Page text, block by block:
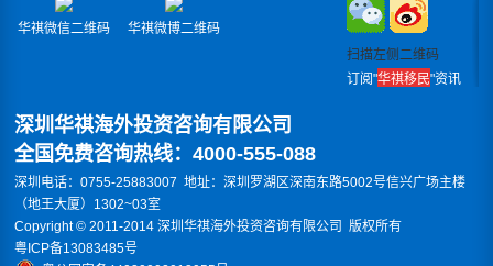
华祺微信二维码
华祺微博二维码
扫描左侧二维码
订阅"华祺移民"资讯
深圳华祺海外投资咨询有限公司
全国免费咨询热线：4000-555-088
深圳电话：0755-25883007 地址：深圳罗湖区深南东路5002号信兴广场主楼
（地王大厦）1302~03室
Copyright © 2011-2014 深圳华祺海外投资咨询有限公司 版权所有
粤ICP备13083485号